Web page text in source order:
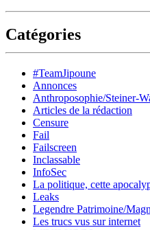
Catégories
#TeamJipoune
Annonces
Anthroposophie/Steiner-
Articles de la rédaction
Censure
Fail
Failscreen
Inclassable
InfoSec
La politique, cette
Leaks
Legendre Patrimoine/
Les trucs vus sur internet